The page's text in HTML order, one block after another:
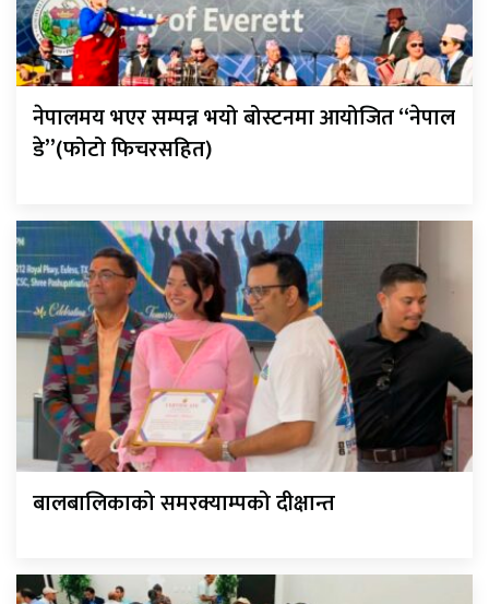
नेपालमय भएर सम्पन्न भयो बोस्टनमा आयोजित “नेपाल
डे”(फोटो फिचरसहित)
बालबालिकाको समरक्याम्पको दीक्षान्त